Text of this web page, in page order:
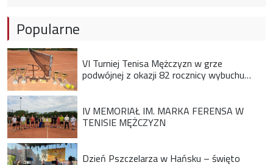
Popularne
VI Turniej Tenisa Mężczyzn w grze
podwójnej z okazji 82 rocznicy wybuchu
IV MEMORIAŁ IM. MARKA FERENSA W
TENISIE MĘŻCZYZN
Dzień Pszczelarza w Hańsku – święto